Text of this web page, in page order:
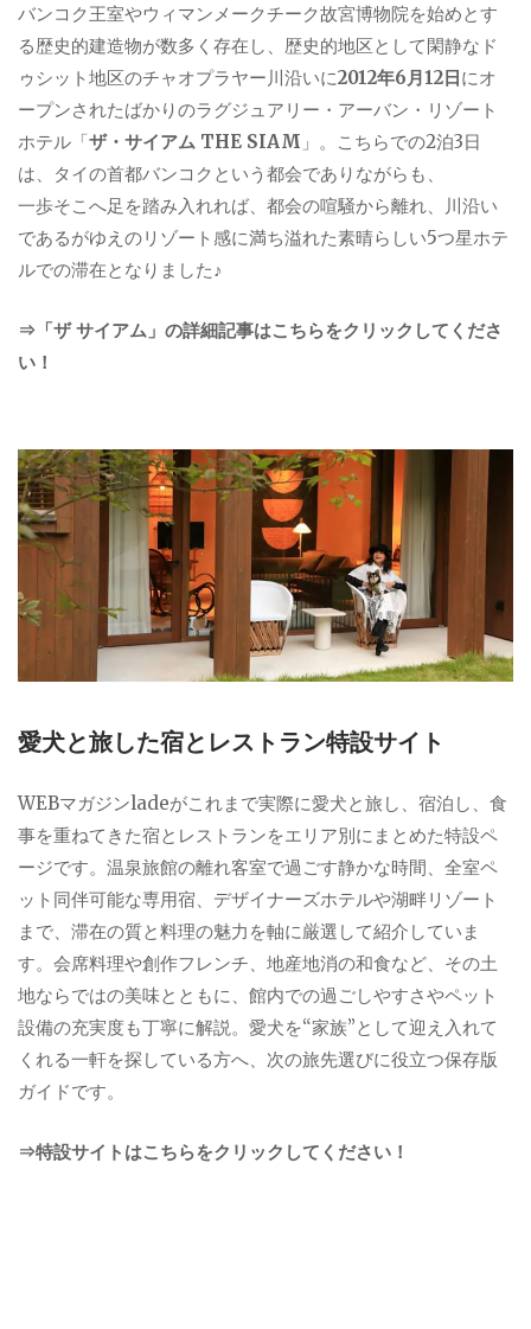
バンコク王室やウィマンメークチーク故宮博物院を始めとす
る歴史的建造物が数多く存在し、歴史的地区として閑静なド
ゥシット地区のチャオプラヤー川沿いに2012年6月12日にオ
ープンされたばかりのラグジュアリー・アーバン・リゾート
ホテル「ザ・サイアム THE SIAM 」。こちらでの2泊3日
は、タイの首都バンコクという都会でありながらも、
一歩そこへ足を踏み入れれば、都会の喧騒から離れ、川沿い
であるがゆえのリゾート感に満ち溢れた素晴らしい5つ星ホテ
ルでの滞在となりました♪
⇒「ザ サイアム」の詳細記事はこちらをクリックしてくださ
い！
愛犬と旅した宿とレストラン特設サイト
WEBマガジンladeがこれまで実際に愛犬と旅し、宿泊し、食
事を重ねてきた宿とレストランをエリア別にまとめた特設ペ
ージです。温泉旅館の離れ客室で過ごす静かな時間、全室ペ
ット同伴可能な専用宿、デザイナーズホテルや湖畔リゾート
まで、滞在の質と料理の魅力を軸に厳選して紹介していま
す。会席料理や創作フレンチ、地産地消の和食など、その土
地ならではの美味とともに、館内での過ごしやすさやペット
設備の充実度も丁寧に解説。愛犬を“家族”として迎え入れて
くれる一軒を探している方へ、次の旅先選びに役立つ保存版
ガイドです。
⇒特設サイトはこちらをクリックしてください！